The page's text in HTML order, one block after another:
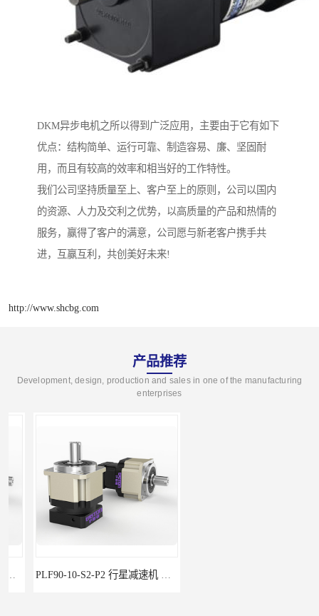
DKM异步电机之所以得到广泛应用，主要由于它有如下
优点：结构简单、运行可靠、制造容易、廉、坚固耐
用，而且有较高的效率和相当好的工作特性。
我们公司坚持质量至上、客户至上的原则，公司以国内
的资源、人力及交利之优势，以高质量的产品和热情的
服务，赢得了客户的满意，公司愿与新老客户携手共
进，互赢互利，共创美好未来!
http://www.shcbg.com
产品推荐
Development, design, production and sales in one of the manufacturing
enterprises
PLF90-10-S2-P2 行星减速机 伺服减速机 步进减速机